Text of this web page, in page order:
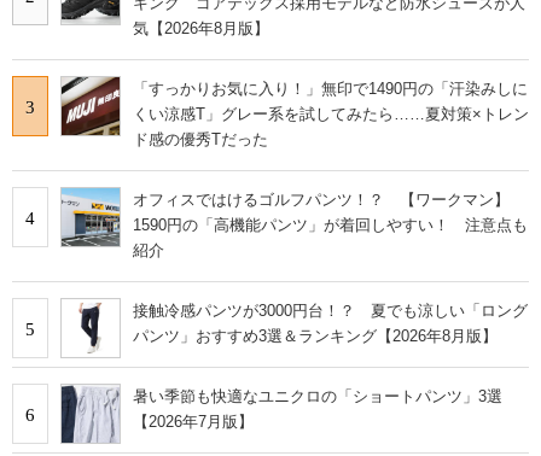
気【2026年8月版】
3
「すっかりお気に入り！」無印で1490円の「汗染みしに
くい涼感T」グレー系を試してみたら……夏対策×トレン
ド感の優秀Tだった
4
オフィスではけるゴルフパンツ！？ 【ワークマン】
1590円の「高機能パンツ」が着回しやすい！ 注意点も
紹介
5
接触冷感パンツが3000円台！？ 夏でも涼しい「ロング
パンツ」おすすめ3選＆ランキング【2026年8月版】
6
暑い季節も快適なユニクロの「ショートパンツ」3選
【2026年7月版】